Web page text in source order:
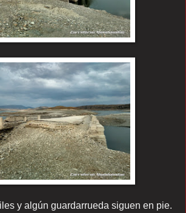
y algún guardarrueda siguen en pie.